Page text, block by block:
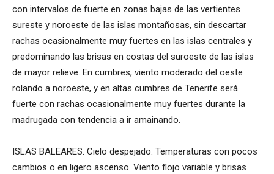
con intervalos de fuerte en zonas bajas de las vertientes
sureste y noroeste de las islas montañosas, sin descartar
rachas ocasionalmente muy fuertes en las islas centrales y
predominando las brisas en costas del suroeste de las islas
de mayor relieve. En cumbres, viento moderado del oeste
rolando a noroeste, y en altas cumbres de Tenerife será
fuerte con rachas ocasionalmente muy fuertes durante la
madrugada con tendencia a ir amainando.
ISLAS BALEARES. Cielo despejado. Temperaturas con pocos
cambios o en ligero ascenso. Viento flojo variable y brisas